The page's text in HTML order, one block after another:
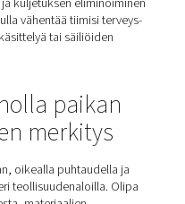
varaston
Typen tuottaminen
kärsimään – edes
typen
% perussovelluksiin tai
sen tarpeen